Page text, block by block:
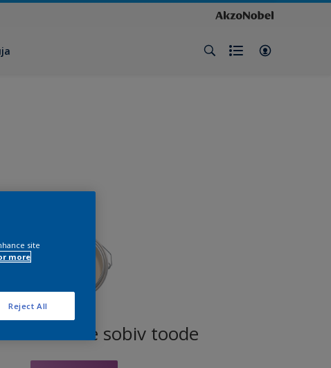
toonile sobiv toode
site
more
Reject All